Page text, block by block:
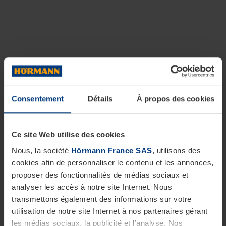
Consentement Détails À propos des cookies
Ce site Web utilise des cookies
Nous, la société Hörmann France SAS, utilisons des
cookies afin de personnaliser le contenu et les annonces,
proposer des fonctionnalités de médias sociaux et
analyser les accès à notre site Internet. Nous
transmettons également des informations sur votre
utilisation de notre site Internet à nos partenaires gérant
les médias sociaux, la publicité et l’analyse. Nos